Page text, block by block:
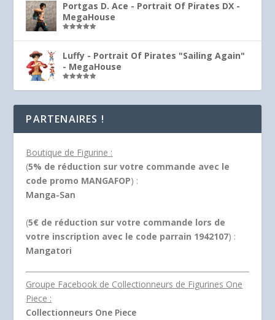
Portgas D. Ace - Portrait Of Pirates DX -
MegaHouse
Luffy - Portrait Of Pirates "Sailing Again"
- MegaHouse
PARTENAIRES !
Boutique de Figurine :
(5% de réduction sur votre commande avec le
code promo MANGAFOP) :
Manga-San
(5€ de réduction sur votre commande lors de
votre inscription avec le code parrain 1942107) :
Mangatori
Groupe Facebook de Collectionneurs de Figurines One
Piece :
Collectionneurs One Piece